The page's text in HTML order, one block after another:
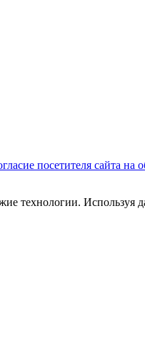
посетителя сайта на
технологии. Используя